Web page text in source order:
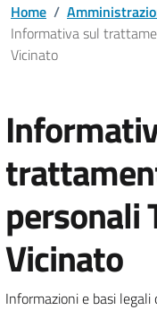
Home /
Informativa sul
Vicinato
personali
Vicinato
Informazioni e basi